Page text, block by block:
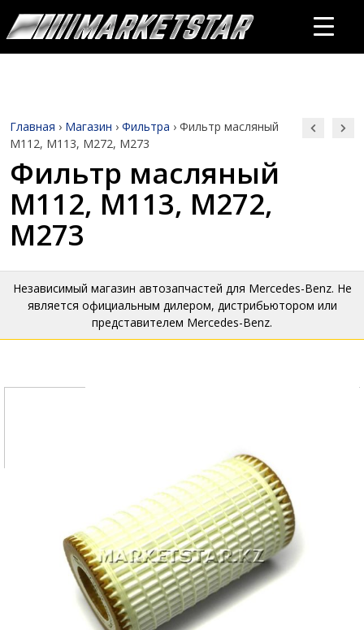
Главная › Магазин › Фильтра › Фильтр масляный
M112, M113, M272, M273
Фильтр масляный
M112, M113, M272,
M273
Независимый магазин автозапчастей для Mercedes-Benz. Не
является официальным дилером, дистрибьютором или
представителем Mercedes-Benz.